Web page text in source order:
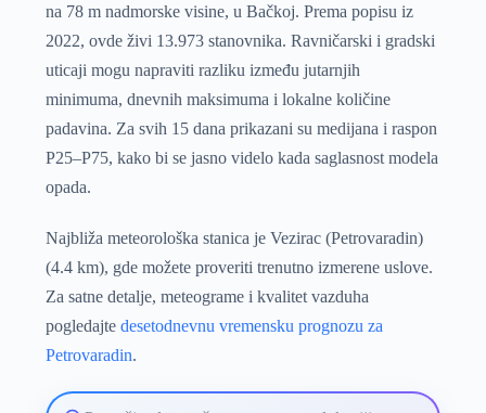
na 78 m nadmorske visine, u Bačkoj. Prema popisu iz
2022, ovde živi 13.973 stanovnika. Ravničarski i gradski
uticaji mogu napraviti razliku između jutarnjih
minimuma, dnevnih maksimuma i lokalne količine
padavina. Za svih 15 dana prikazani su medijana i raspon
P25–P75, kako bi se jasno videlo kada saglasnost modela
opada.
Najbliža meteorološka stanica je Vezirac (Petrovaradin)
(4.4 km), gde možete proveriti trenutno izmerene uslove.
Za satne detalje, meteograme i kvalitet vazduha
pogledajte desetodnevnu vremensku prognozu za
Petrovaradin.